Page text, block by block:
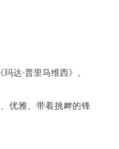
达·普里马维西》。
优雅、带着挑衅的锋